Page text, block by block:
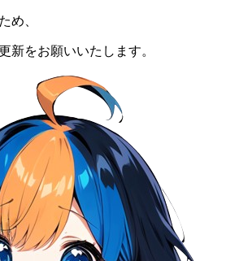
め、
新をお願いいたします。